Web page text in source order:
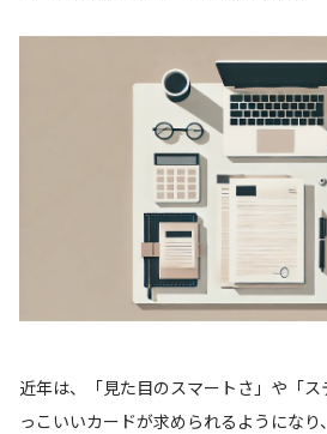
近年は、「見た目のスマートさ」や「
っこいいカードが求められるようにな